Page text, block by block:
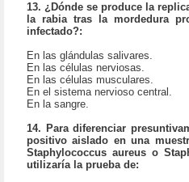
13. ¿Dónde se produce la
la rabia tras la mordedura
infectado?:
En las glándulas salivares.
En las células nerviosas.
En las células musculares.
En el sistema nervioso central.
En la sangre.
14. Para diferenciar
positivo aislado en una
Staphylococcus aureus o
utilizaría la prueba de: